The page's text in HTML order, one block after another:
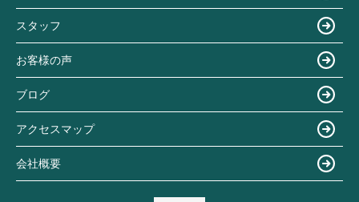
スタッフ
お客様の声
ブログ
アクセスマップ
会社概要